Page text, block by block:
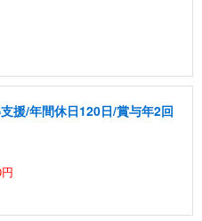
援/年間休日120日/賞与年2回